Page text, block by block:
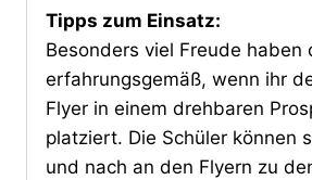
Tipps zum Einsatz:
Besonders viel Freude haben
erfahrungsgemäß, wenn ihr
Flyer in einem drehbaren
platziert. Die Schüler können
und nach an den Flyern zu